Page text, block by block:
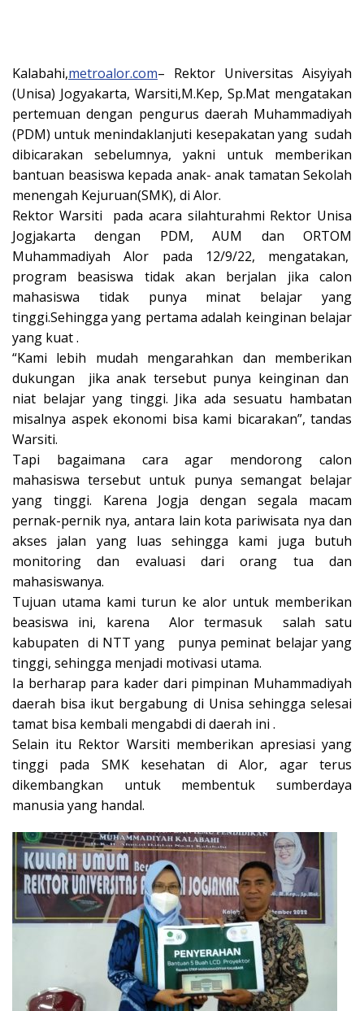
Kalabahi,metroalor.com– Rektor Universitas Aisyiyah
(Unisa) Jogyakarta, Warsiti,M.Kep, Sp.Mat mengatakan
pertemuan dengan pengurus daerah Muhammadiyah
(PDM) untuk menindaklanjuti kesepakatan yang sudah
dibicarakan sebelumnya, yakni untuk memberikan
bantuan beasiswa kepada anak- anak tamatan Sekolah
menengah Kejuruan(SMK), di Alor.
Rektor Warsiti pada acara silahturahmi Rektor Unisa
Jogjakarta dengan PDM, AUM dan ORTOM
Muhammadiyah Alor pada 12/9/22, mengatakan,
program beasiswa tidak akan berjalan jika calon
mahasiswa tidak punya minat belajar yang
tinggi.Sehingga yang pertama adalah keinginan belajar
yang kuat .
“Kami lebih mudah mengarahkan dan memberikan
dukungan jika anak tersebut punya keinginan dan
niat belajar yang tinggi. Jika ada sesuatu hambatan
misalnya aspek ekonomi bisa kami bicarakan”, tandas
Warsiti.
Tapi bagaimana cara agar mendorong calon
mahasiswa tersebut untuk punya semangat belajar
yang tinggi. Karena Jogja dengan segala macam
pernak-pernik nya, antara lain kota pariwisata nya dan
akses jalan yang luas sehingga kami juga butuh
monitoring dan evaluasi dari orang tua dan
mahasiswanya.
Tujuan utama kami turun ke alor untuk memberikan
beasiswa ini, karena Alor termasuk salah satu
kabupaten di NTT yang punya peminat belajar yang
tinggi, sehingga menjadi motivasi utama.
Ia berharap para kader dari pimpinan Muhammadiyah
daerah bisa ikut bergabung di Unisa sehingga selesai
tamat bisa kembali mengabdi di daerah ini .
Selain itu Rektor Warsiti memberikan apresiasi yang
tinggi pada SMK kesehatan di Alor, agar terus
dikembangkan untuk membentuk sumberdaya
manusia yang handal.